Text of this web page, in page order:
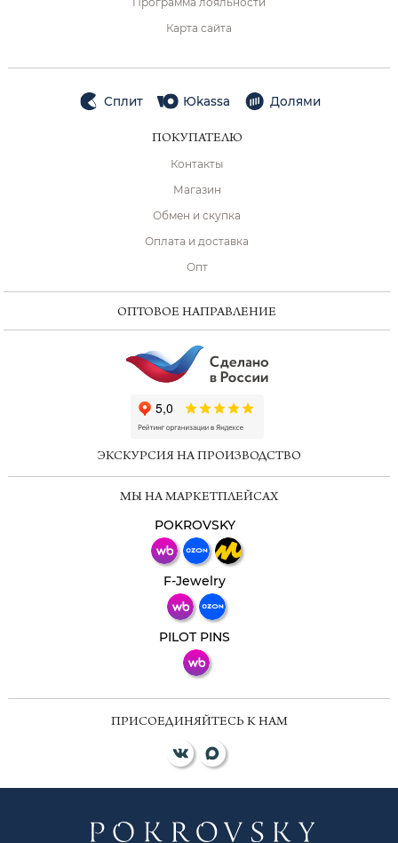
Карта сайта
Сплит Юkassa Долями
ПОКУПАТЕЛЮ
Контакты
Магазин
Обмен и скупка
Оплата и доставка
Опт
ОПТОВОЕ НАПРАВЛЕНИЕ
ЭКСКУРСИЯ НА ПРОИЗВОДСТВО
МЫ НА МАРКЕТПЛЕЙСАХ
POKROVSKY
F-Jewelry
PILOT PINS
ПРИСОЕДИНЯЙТЕСЬ К НАМ